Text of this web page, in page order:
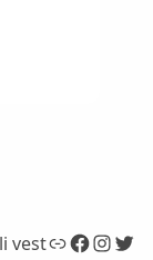
vestLink Facebook InstagramTwitter